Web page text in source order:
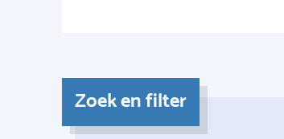
Zoek en filter